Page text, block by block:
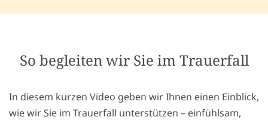
So begleiten wir Sie im Trauerfall
In diesem kurzen Video geben wir Ihnen einen Einblick,
wie wir Sie im Trauerfall unterstützen – einfühlsam,